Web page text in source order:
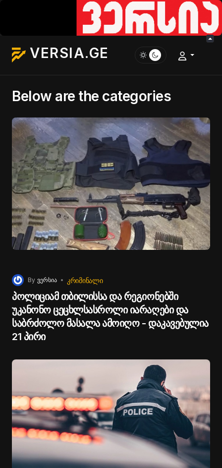
VERSIA.GE
Below are the categories
By ვერსია ᲙᲠᲘᲛᲘᲜᲐᲚᲘ
პოლიციამ თბილისსა და რეგიონებში
უკანონო ცეცხლსასროლი იარაღები და
საბრძოლო მასალა ამოიღო - დაკავებულია
21 პირი